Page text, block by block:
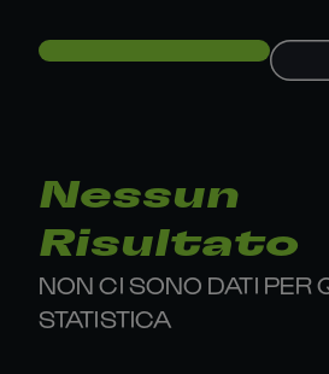
Nessun
Risultato
NON CI SONO DATI PER
STATISTICA